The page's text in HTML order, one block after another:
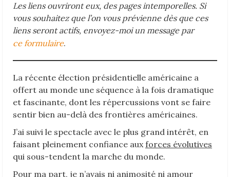
Les liens ouvriront eux, des pages intemporelles. Si
vous souhaitez que l’on vous prévienne dès que ces
liens seront actifs, envoyez-moi un message par
ce formulaire.
La récente élection présidentielle américaine a
offert au monde une séquence à la fois dramatique
et fascinante, dont les répercussions vont se faire
sentir bien au-delà des frontières américaines.
J’ai suivi le spectacle avec le plus grand intérêt, en
faisant pleinement confiance auxforces évolutives
qui sous-tendent la marche du monde.
Pour ma part, je n’avais ni animosité ni amour